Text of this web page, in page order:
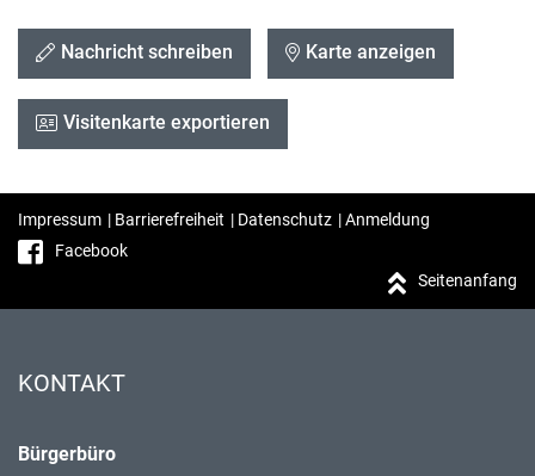
Nachricht schreiben Karte anzeigen
Visitenkarte exportieren
Impressum | Barrierefreiheit | Datenschutz |Anmeldung
Facebook
Seitenanfang
KONTAKT
Bürgerbüro